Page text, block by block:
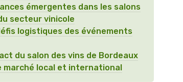
émergentes dans les salons
secteur vinicole
logistiques des événements
du salon des vins de Bordeaux
marché local et international